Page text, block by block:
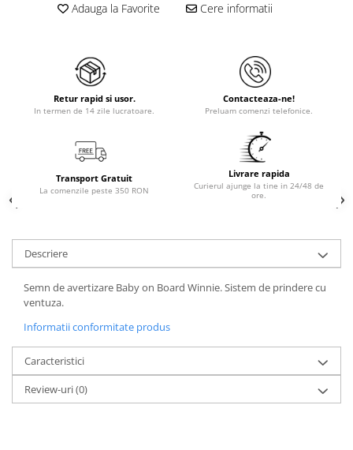
Adauga la Favorite Cere informatii
Retur rapid si usor.
In termen de 14 zile lucratoare.
Contacteaza-ne!
Preluam comenzi telefonice.
Transport Gratuit
La comenzile peste 350 RON
Livrare rapida
Curierul ajunge la tine in 24/48 de
ore.
Descriere
Semn de avertizare Baby on Board Winnie. Sistem de prindere cu
ventuza.
Informatii conformitate produs
Caracteristici
Review-uri(0)